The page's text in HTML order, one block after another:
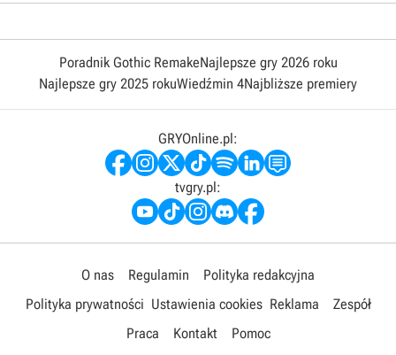
Poradnik Gothic RemakeNajlepsze gry 2026 roku
Najlepsze gry 2025 rokuWiedźmin 4Najbliższe premiery
GRYOnline.pl:
tvgry.pl:
O nas Regulamin
Polityka redakcyjna
Polityka prywatności Ustawienia cookies Reklama
Zespół
Praca
Kontakt Pomoc